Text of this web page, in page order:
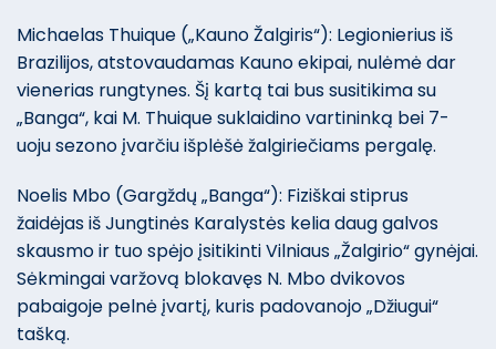
Michaelas Thuique („Kauno Žalgiris“): Legionierius iš
Brazilijos, atstovaudamas Kauno ekipai, nulėmė dar
vienerias rungtynes. Šį kartą tai bus susitikima su
„Banga“, kai M. Thuique suklaidino vartininką bei 7-
uoju sezono įvarčiu išplėšė žalgiriečiams pergalę.
Noelis Mbo (Gargždų „Banga“): Fiziškai stiprus
žaidėjas iš Jungtinės Karalystės kelia daug galvos
skausmo ir tuo spėjo įsitikinti Vilniaus „Žalgirio“ gynėjai.
Sėkmingai varžovą blokavęs N. Mbo dvikovos
pabaigoje pelnė įvartį, kuris padovanojo „Džiugui“
tašką.